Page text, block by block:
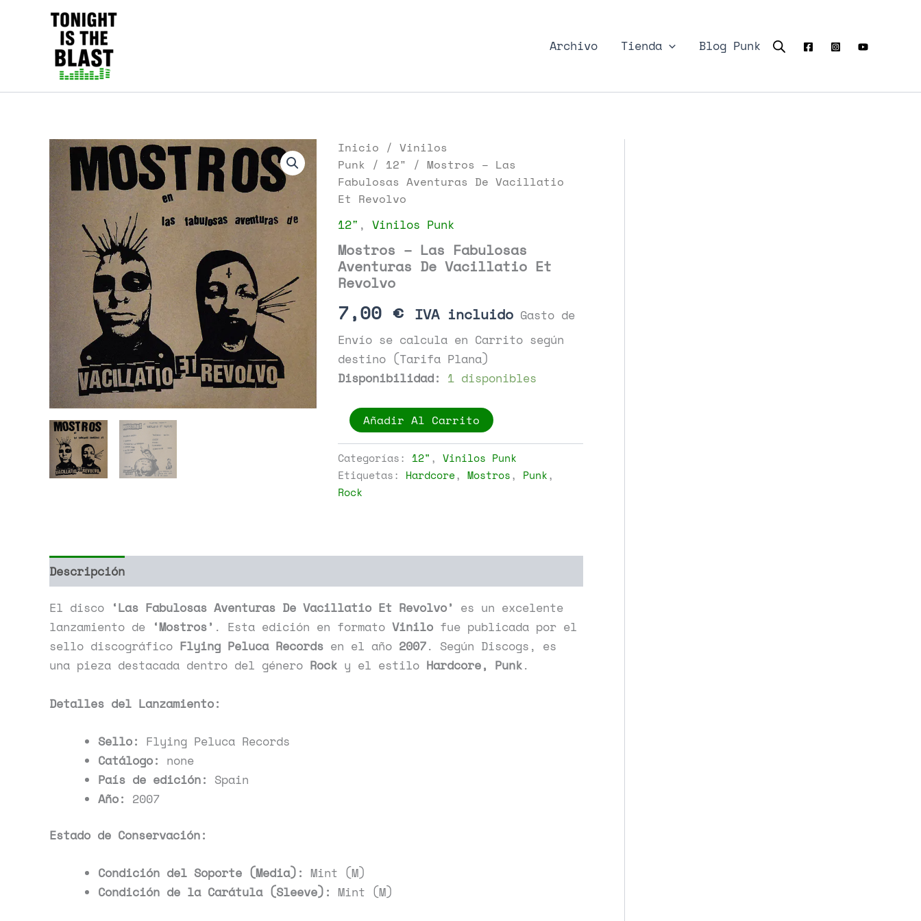
contenido
Archivo Tienda Blog Punk
Inicio / Vinilos
Punk / 12" / Mostros – Las
Fabulosas Aventuras De Vacillatio
Et Revolvo
12" , Vinilos Punk
Mostros – Las Fabulosas
Aventuras De Vacillatio Et
Revolvo
7,00 € IVA incluido Gasto de
Envío se calcula en Carrito según
destino (Tarifa Plana)
Disponibilidad: 1 disponibles
Mostros
Las
Fabulosas
Aventuras
De
Vacillatio
Añadir Al Carrito
Categorías: 12" , Vinilos Punk
Etiquetas: Hardcore, Mostros, Punk,
Rock
Descripción
El disco ‘Las Fabulosas Aventuras De Vacillatio Et Revolvo’ es un excelente
lanzamiento de ‘Mostros’ . Esta edición en formato Vinilo fue publicada por el
sello discográfico Flying Peluca Records en el año 2007. Según Discogs, es
una pieza destacada dentro del género Rock y el estilo Hardcore, Punk.
Detalles del Lanzamiento:
Sello: Flying Peluca Records
Catálogo: none
País de edición: Spain
Año: 2007
Estado de Conservación:
Condición del Soporte (Media): Mint (M)
Condición de la Carátula (Sleeve): Mint (M)